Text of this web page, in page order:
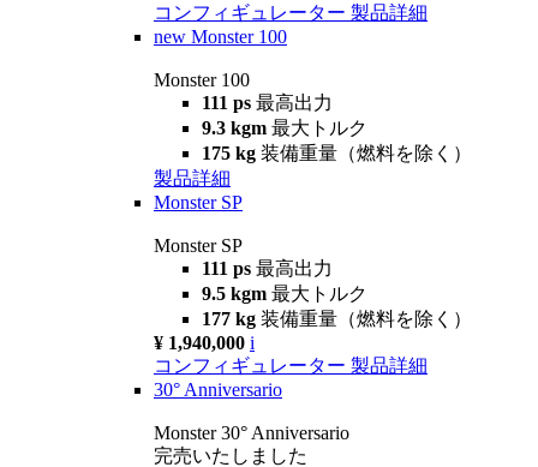
コンフィギュレーター 製品詳細
new Monster 100
Monster 100
111 ps 最高出力
9.3 kgm 最大トルク
175 kg 装備重量（燃料を除く）
製品詳細
Monster SP
Monster SP
111 ps 最高出力
9.5 kgm 最大トルク
177 kg 装備重量（燃料を除く）
¥ 1,940,000 i
コンフィギュレーター 製品詳細
30° Anniversario
Monster 30° Anniversario
完売いたしました